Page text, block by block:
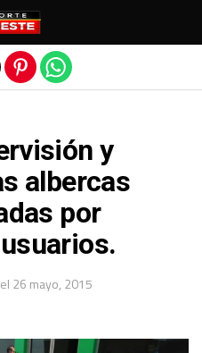
y
albercas
por
el 26 mayo, 2015
móvil